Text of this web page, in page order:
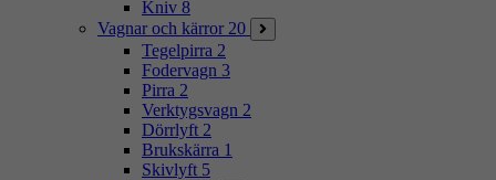
Kniv 8
Vagnar och kärror 20
Tegelpirra 2
Fodervagn 3
Pirra 2
Verktygsvagn 2
Dörrlyft 2
Brukskärra 1
Skivlyft 5